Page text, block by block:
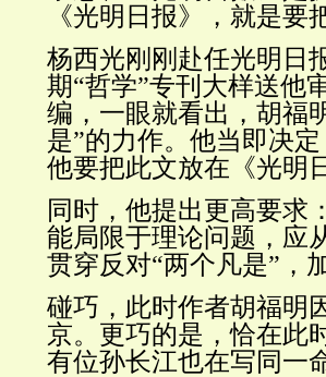
《光明日报》，就是
杨西光刚刚赴任光明日
期“哲学”专刊大样送他
编，一眼就看出，胡福
是”的力作。他当即决
他要把此文放在《光明
同时，他提出更高要求
能局限于理论问题，应
贯穿反对“两个凡是”，
碰巧，此时作者胡福明
京。更巧的是，恰在此
有位孙长江也在写同一